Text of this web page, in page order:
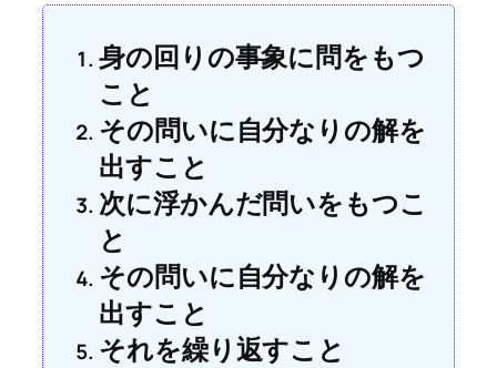
身の回りの事象に問をもつ
こと
その問いに自分なりの解を
出すこと
次に浮かんだ問いをもつこ
と
その問いに自分なりの解を
出すこと
それを繰り返すこと